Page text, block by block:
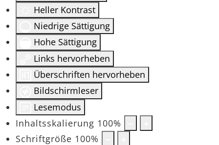
Heller Kontrast
Niedrige Sättigung
Hohe Sättigung
Links hervorheben
Überschriften hervorheben
Bildschirmleser
Lesemodus
Inhaltsskalierung 100%
Schriftgröße 100%